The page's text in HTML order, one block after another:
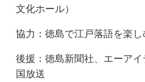
文化ホール）
協力：徳島で江戸落語を楽し
後援：徳島新聞社、エーア
国放送